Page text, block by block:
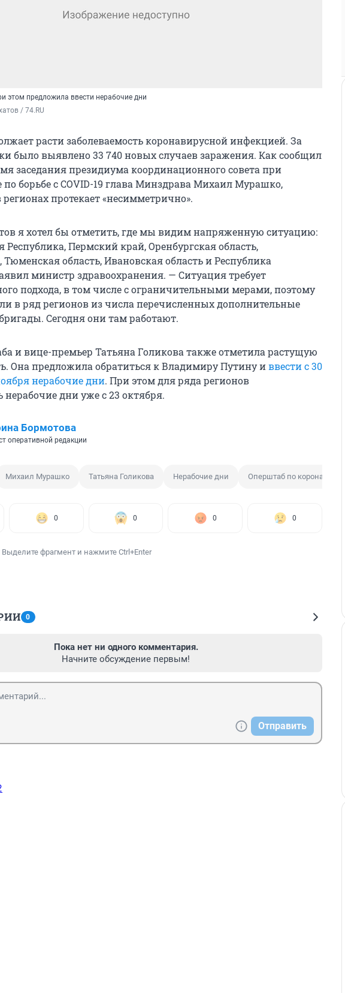
этом предложила ввести нерабочие дни
/ 74.RU
расти заболеваемость коронавирусной инфекцией. За
было выявлено 33 740 новых случаев заражения. Как сообщил
заседания президиума координационного совета при
по борьбе с COVID-19 глава Минздрава Михаил Мурашко,
протекает «несимметрично».
я хотел бы отметить, где мы видим напряженную ситуацию:
Республика, Пермский край, Оренбургская область,
область, Ивановская область и Республика
министр здравоохранения. — Ситуация требует
подхода, в том числе с ограничительными мерами, поэтому
в ряд регионов из числа перечисленных дополнительные
Сегодня они там работают.
и вице-премьер Татьяна Голикова также отметила растущую
Она предложила обратиться к Владимиру Путину иввести с 30
нерабочие дни. При этом для ряда регионов
нерабочие дни уже с 23 октября.
Бормотова
оперативной редакции
Михаил Мурашко Татьяна Голикова Нерабочие дни Оперштаб по коронавирусу
0 0 0 0
Выделите фрагмент и нажмите Ctrl+Enter
0
Пока нет ни одного комментария.
Начните обсуждение первым!
Отправить